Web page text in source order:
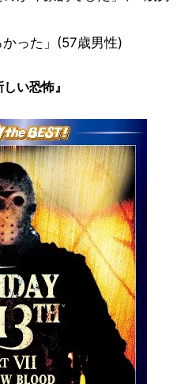
かった」(57歳男性)
い恐怖』